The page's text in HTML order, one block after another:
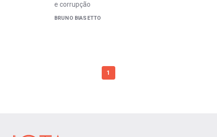
e corrupção
BRUNO BIASETTO
1